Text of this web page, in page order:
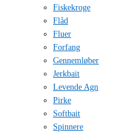
Fiskekroge
Flåd
Fluer
Forfang
Gennemløber
Jerkbait
Levende Agn
Pirke
Softbait
Spinnere